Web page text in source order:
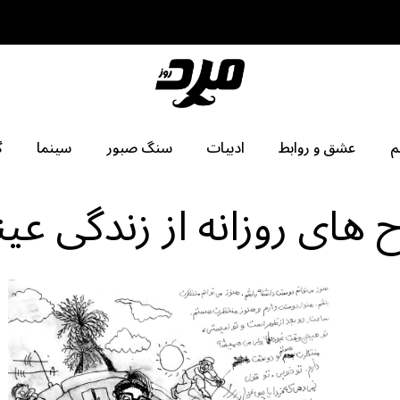
عشق و روابط ادبیات سنگ صبور سینما
های روزانه از زندگی